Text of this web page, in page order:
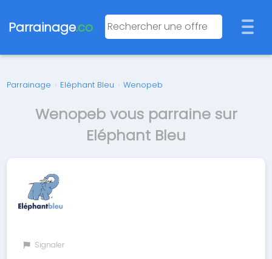
Parrainage.co
Parrainage › Eléphant Bleu › Wenopeb
Wenopeb vous parraine sur
Eléphant Bleu
Signaler